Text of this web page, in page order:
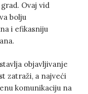
Ovaj vid
bolju
i efikasniju
objavljivanje
zatraži, a najveći
komunikaciju na